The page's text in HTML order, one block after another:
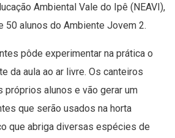
Ambiental Vale do Ipê (NEAVI),
50 alunos do Ambiente Jovem 2.
pôde experimentar na prática o
da aula ao ar livre. Os canteiros
próprios alunos e vão gerar um
que serão usados na horta
que abriga diversas espécies de